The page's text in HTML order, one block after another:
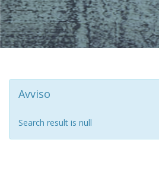
Avviso
Search result is null